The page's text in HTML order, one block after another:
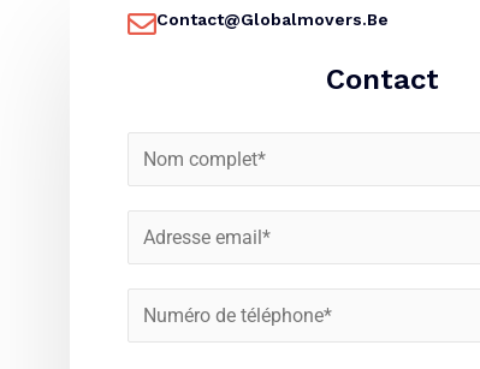
Contact@globalmovers.be
Contact
o
m
m
a
u